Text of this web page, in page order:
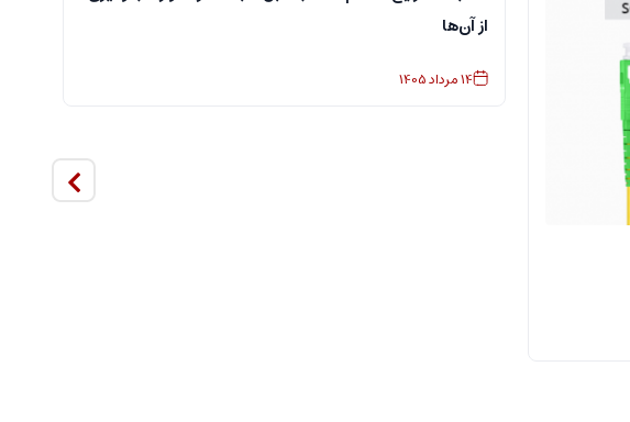
از آن‌ها
14مرداد1405